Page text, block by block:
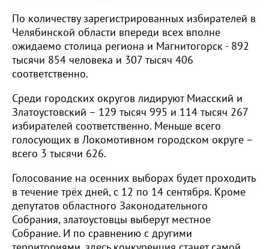
По количеству зарегистрированных избирателей в
Челябинской области впереди всех вполне
ожидаемо столица региона и Магнитогорск - 892
тысячи 854 человека и 307 тысяч 406
соответственно.
Среди городских округов лидируют Миасский и
Златоустовский – 129 тысяч 995 и 114 тысяч 267
избирателей соответственно. Меньше всего
голосующих в Локомотивном городском округе –
всего 3 тысячи 626.
Голосование на осенних выборах будет проходить
в течение трёх дней, с 12 по 14 сентября. Кроме
депутатов областного Законодательного
Собрания, златоустовцы выберут местное
Собрание. И по сравнению с другими